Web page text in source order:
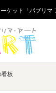
ケット「パブリマ
看板